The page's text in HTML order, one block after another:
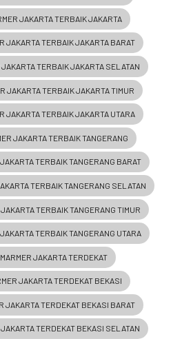
JAKARTA TERBAIK JAKARTA
JAKARTA TERBAIK JAKARTA BARAT
TERBAIK JAKARTA SELATAN
JAKARTA TERBAIK JAKARTA TIMUR
JAKARTA TERBAIK JAKARTA UTARA
JAKARTA TERBAIK TANGERANG
TERBAIK TANGERANG BARAT
TERBAIK TANGERANG SELATAN
TERBAIK TANGERANG TIMUR
TERBAIK TANGERANG UTARA
JAKARTA TERDEKAT
JAKARTA TERDEKAT BEKASI
JAKARTA TERDEKAT BEKASI BARAT
TERDEKAT BEKASI SELATAN